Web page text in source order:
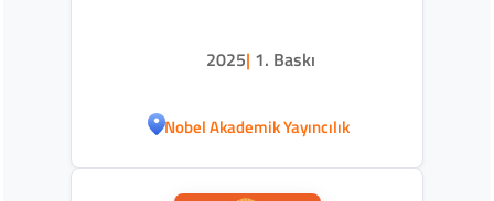
2025| 1. Baskı
Nobel Akademik Yayıncılık